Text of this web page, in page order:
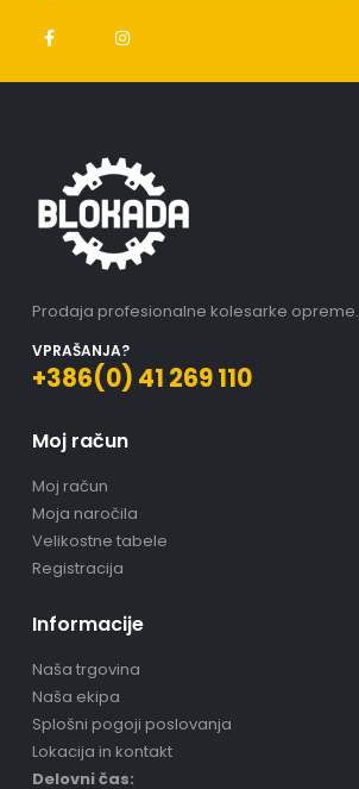
Prodaja profesionalne kolesarke opreme.
VPRAŠANJA?
+386(0) 41 269 110
Moj račun
Moj račun
Moja naročila
Velikostne tabele
Registracija
Informacije
Naša trgovina
Naša ekipa
Splošni pogoji poslovanja
Lokacija in kontakt
Delovni čas: